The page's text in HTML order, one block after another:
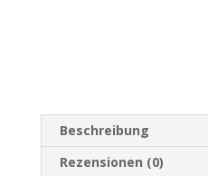
Beschreibung
Rezensionen (0)